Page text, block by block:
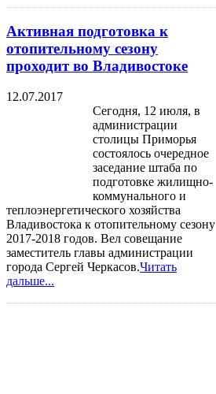
Активная подготовка к
отопительному сезону
проходит во Владивостоке
12.07.2017
Сегодня, 12 июля, в
администрации
столицы Приморья
состоялось очередное
заседание штаба по
подготовке жилищно-
коммунального и
теплоэнергетического хозяйства
Владивостока к отопительному сезону
2017-2018 годов. Вел совещание
заместитель главы администрации
города Сергей Черкасов.Читать
дальше...